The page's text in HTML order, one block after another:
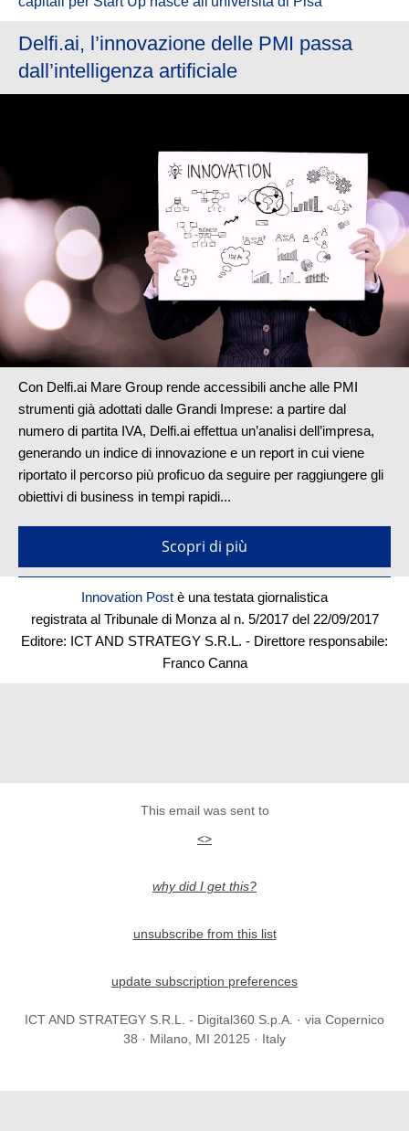
Delfi.ai, l’innovazione delle PMI passa
dall’intelligenza artificiale
Con Delfi.ai Mare Group rende accessibili anche alle PMI
strumenti già adottati dalle Grandi Imprese: a partire dal
numero di partita IVA, Delfi.ai effettua un’analisi dell’impresa,
generando un indice di innovazione e un report in cui viene
riportato il percorso più proficuo da seguire per raggiungere gli
obiettivi di business in tempi rapidi...
Scopri di più
Innovation Post è una testata giornalistica
registrata al Tribunale di Monza al n. 5/2017 del 22/09/2017
Editore: ICT AND STRATEGY S.R.L. - Direttore responsabile:
Franco Canna
This email was sent to
<>
why did I get this?
unsubscribe from this list
update subscription preferences
ICT AND STRATEGY S.R.L. - Digital360 S.p.A. · via Copernico
38 · Milano, MI 20125 · Italy